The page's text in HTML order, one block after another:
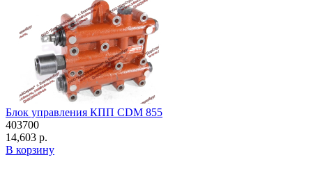
Блок управления КПП CDM 855
403700
14,603 р.
В корзину